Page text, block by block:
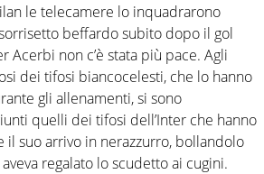
le telecamere lo inquadrarono
beffardo subito dopo il gol
Acerbi non c’è stata più pace. Agli
dei tifosi biancocelesti, che lo hanno
gli allenamenti, si sono
quelli dei tifosi dell’Inter che hanno
il suo arrivo in nerazzurro, bollandolo
regalato lo scudetto ai cugini.